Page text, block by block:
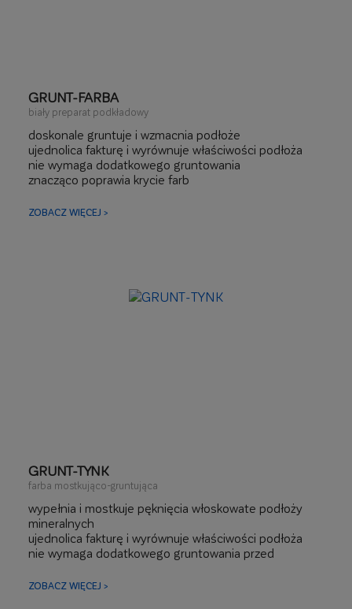
GRUNT-FARBA
biały preparat podkładowy
doskonale gruntuje i wzmacnia podłoże
ujednolica fakturę i wyrównuje właściwości podłoża
nie wymaga dodatkowego gruntowania
znacząco poprawia krycie farb
ZOBACZ WIĘCEJ >
GRUNT-TYNK
farba mostkująco-gruntująca
wypełnia i mostkuje pęknięcia włoskowate podłoży
mineralnych
ujednolica fakturę i wyrównuje właściwości podłoża
nie wymaga dodatkowego gruntowania przed
zmniejsza zużycie farby nawierzchniowej
ZOBACZ WIĘCEJ >